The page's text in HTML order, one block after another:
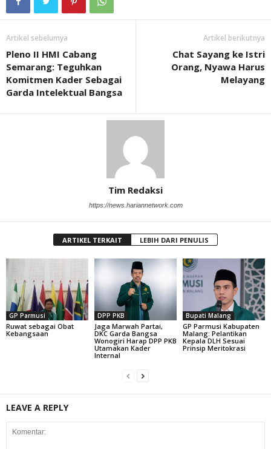
Artikel sebelumya
Pleno II HMI Cabang
Semarang: Teguhkan
Komitmen Kader Sebagai
Garda Intelektual Bangsa
Artikel berikutnya
Chat Sayang ke Istri
Orang, Nyawa Harus
Melayang
Tim Redaksi
https://news.hariannetwork.com
ARTIKEL TERKAIT LEBIH DARI PENULIS
GP Parmusi
Ruwat sebagai Obat
Kebangsaan
DPP PKB
Jaga Marwah Partai,
DKC Garda Bangsa
Wonogiri Harap DPP PKB
Utamakan Kader
Internal
Bupati Malang
GP Parmusi Kabupaten
Malang: Pelantikan
Kepala DLH Sesuai
Prinsip Meritokrasi
LEAVE A REPLY